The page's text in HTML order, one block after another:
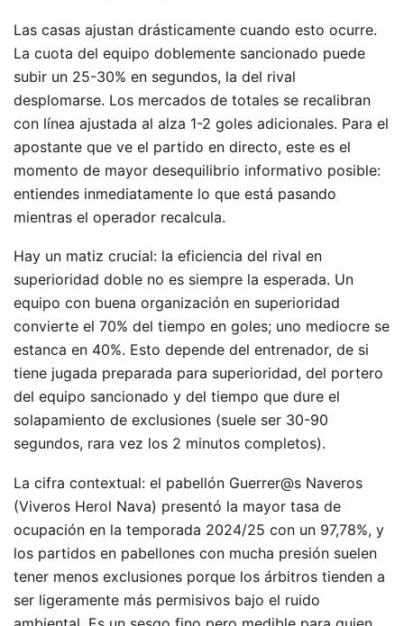
Las casas ajustan drásticamente cuando esto ocurre.
La cuota del equipo doblemente sancionado puede
subir un 25-30% en segundos, la del rival
desplomarse. Los mercados de totales se recalibran
con línea ajustada al alza 1-2 goles adicionales. Para el
apostante que ve el partido en directo, este es el
momento de mayor desequilibrio informativo posible:
entiendes inmediatamente lo que está pasando
mientras el operador recalcula.
Hay un matiz crucial: la eficiencia del rival en
superioridad doble no es siempre la esperada. Un
equipo con buena organización en superioridad
convierte el 70% del tiempo en goles; uno mediocre se
estanca en 40%. Esto depende del entrenador, de si
tiene jugada preparada para superioridad, del portero
del equipo sancionado y del tiempo que dure el
solapamiento de exclusiones (suele ser 30-90
segundos, rara vez los 2 minutos completos).
La cifra contextual: el pabellón Guerrer@s Naveros
(Viveros Herol Nava) presentó la mayor tasa de
ocupación en la temporada 2024/25 con un 97,78%, y
los partidos en pabellones con mucha presión suelen
tener menos exclusiones porque los árbitros tienden a
ser ligeramente más permisivos bajo el ruido